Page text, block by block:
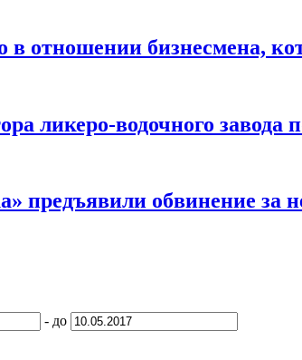
в отношении бизнесмена,
ликеро-водочного завода
предъявили обвинение за
- до